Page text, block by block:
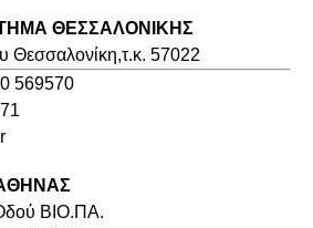
ΘΕΣΣΑΛΟΝΙΚΗΣ
Θεσσαλονίκη,τ.κ. 57022
569570
ΒΙΟ.ΠΑ.